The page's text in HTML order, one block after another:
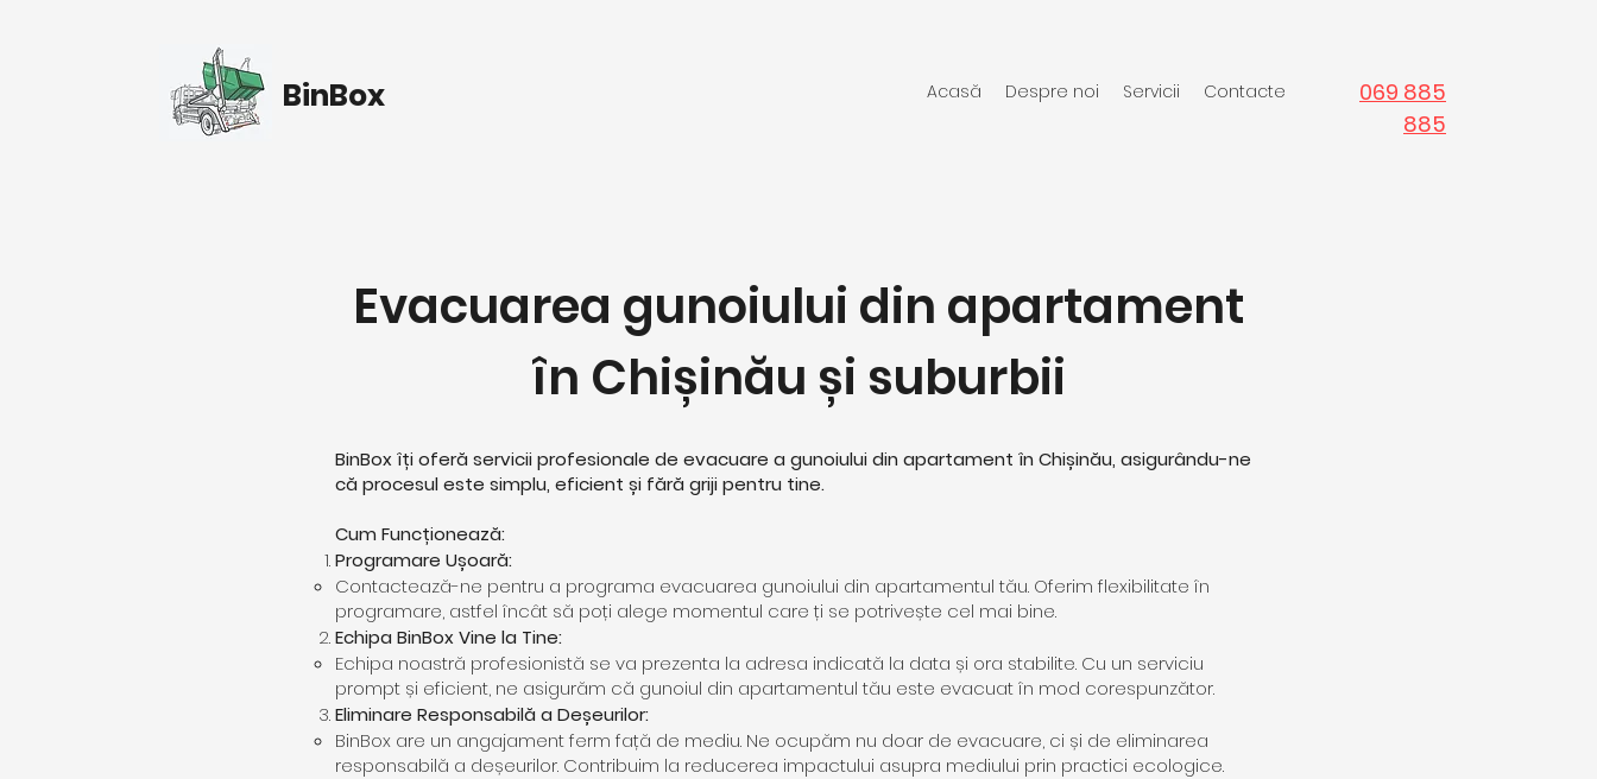
BinBox Acasă Despre noi Servicii Contacte
069 885
885
Evacuarea gunoiului din apartament
în Chișinău și suburbii
BinBox îți oferă servicii profesionale de evacuare a gunoiului din apartament în Chișinău, asigurându-ne
că procesul este simplu, eficient și fără griji pentru tine.
Cum Funcționează:
Programare Ușoară:
Contactează-ne pentru a programa evacuarea gunoiului din apartamentul tău. Oferim flexibilitate în
programare, astfel încât să poți alege momentul care ți se potrivește cel mai bine.
Echipa BinBox Vine la Tine:
Echipa noastră profesionistă se va prezenta la adresa indicată la data și ora stabilite. Cu un serviciu
prompt și eficient, ne asigurăm că gunoiul din apartamentul tău este evacuat în mod corespunzător.
Eliminare Responsabilă a Deșeurilor:
BinBox are un angajament ferm față de mediu. Ne ocupăm nu doar de evacuare, ci și de eliminarea
responsabilă a deșeurilor. Contribuim la reducerea impactului asupra mediului prin practici ecologice.